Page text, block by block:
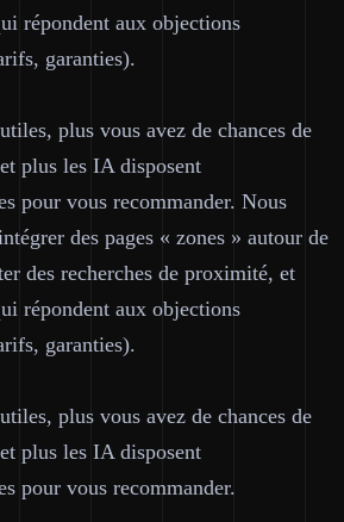
répondent aux objections
garanties).
plus vous avez de chances de
plus les IA disposent
pour vous recommander. Nous
des pages « zones » autour de
des recherches de proximité, et
répondent aux objections
garanties).
plus vous avez de chances de
plus les IA disposent
pour vous recommander.